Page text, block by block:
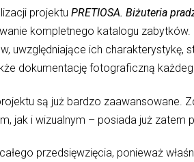
projektu PRETIOSA. Biżuteria
kompletnego katalogu
uwzględniające ich
dokumentację fotograficzną
są już bardzo zaawansowane.
jak i wizualnym – posiada już
przedsięwzięcia, ponieważ